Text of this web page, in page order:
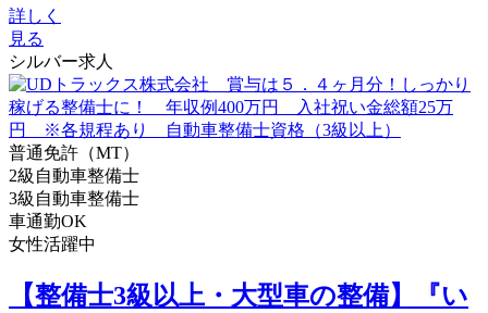
詳しく
見る
シルバー求人
普通免許（MT）
2級自動車整備士
3級自動車整備士
車通勤OK
女性活躍中
【整備士3級以上・大型車の整備】『い